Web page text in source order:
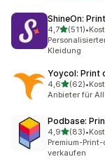
ShineOn:
4,7von 5
(511)
511 •
Kleidung
Yoycol: Print
4,6von 5
(62)
62 •
Anbieter für
Podbase:
4,9von 5
(83)
83 •
Premium-
verkaufen